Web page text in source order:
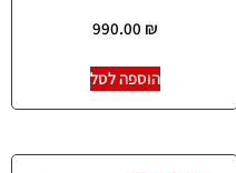
990.00 ₪
הוספה לסל